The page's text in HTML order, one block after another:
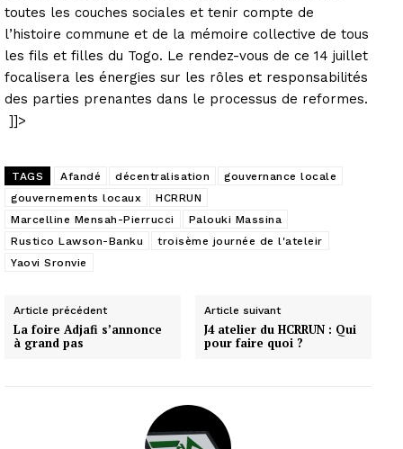
toutes les couches sociales et tenir compte de
l’histoire commune et de la mémoire collective de tous
les fils et filles du Togo. Le rendez-vous de ce 14 juillet
focalisera les énergies sur les rôles et responsabilités
des parties prenantes dans le processus de reformes.
]]>
TAGS Afandé décentralisation
gouvernance locale
gouvernements locaux
HCRRUN
Marcelline Mensah-Pierrucci
Palouki Massina
Rustico Lawson-Banku
troisème journée de l'ateleir
Yaovi Sronvie
Article précédent
La foire Adjafi s’annonce
à grand pas
Article suivant
J4 atelier du HCRRUN : Qui
pour faire quoi ?